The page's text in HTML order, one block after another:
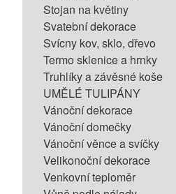
Stojan na květiny
Svatební dekorace
Svícny kov, sklo, dřevo
Termo sklenice a hrnky
Truhlíky a závěsné koše
UMĚLÉ TULIPÁNY
Vánoční dekorace
Vánoční domečky
Vánoční věnce a svíčky
Velikonoční dekorace
Venkovní teploměr